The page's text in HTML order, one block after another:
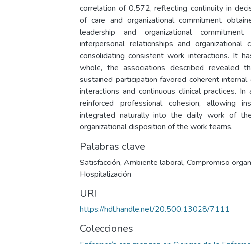
correlation of 0.572, reflecting continuity in
of care and organizational commitment
leadership and organizational
interpersonal relationships and organizational
consolidating consistent work interactions. It
whole, the associations described revealed
sustained participation favored coherent
interactions and continuous clinical practices. In
reinforced professional cohesion, allowing
integrated naturally into the daily work of
organizational disposition of the work teams.
Palabras clave
Satisfacción, Ambiente laboral, Compromiso
Hospitalización
URI
https://hdl.handle.net/20.500.13028/7111
Colecciones